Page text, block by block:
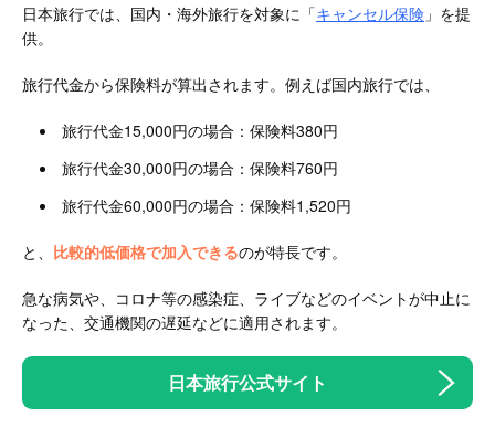
日本旅行では、国内・海外旅行を対象に「キャンセル保険 」を提
供。
旅行代金から保険料が算出されます。例えば国内旅行では、
旅行代金15,000円の場合：保険料380円
旅行代金30,000円の場合：保険料760円
旅行代金60,000円の場合：保険料1,520円
と、 比較的低価格で加入できるのが特長です。
急な病気や、コロナ等の感染症、ライブなどのイベントが中止に
なった、交通機関の遅延などに適用されます。
日本旅行公式サイト